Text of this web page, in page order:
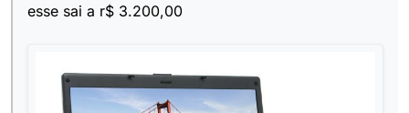
esse sai a r$ 3.200,00